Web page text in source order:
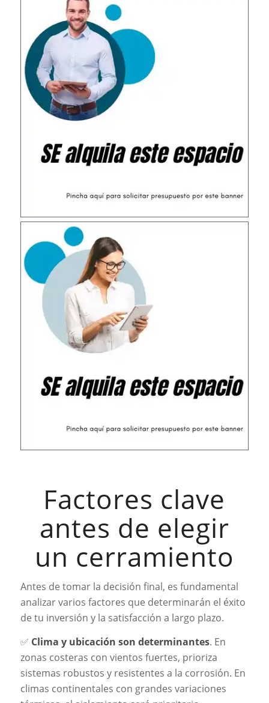
Factores clave
antes de elegir
un cerramiento
Antes de tomar la decisión final, es fundamental
analizar varios factores que determinarán el éxito
de tu inversión y la satisfacción a largo plazo.
✅ Clima y ubicación son determinantes. En
zonas costeras con vientos fuertes, prioriza
sistemas robustos y resistentes a la corrosión. En
climas continentales con grandes variaciones